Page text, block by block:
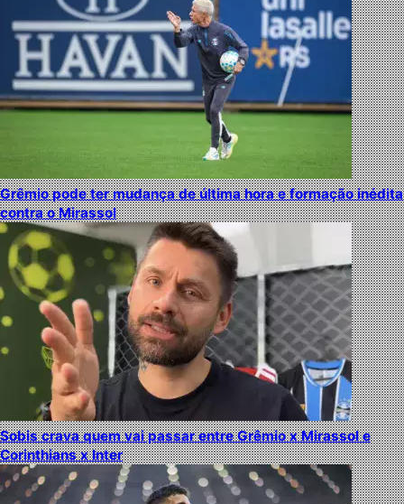
Grêmio pode ter mudança de última hora e formação inédita
contra o Mirassol
Sobis crava quem vai passar entre Grêmio x Mirassol e
Corinthians x Inter